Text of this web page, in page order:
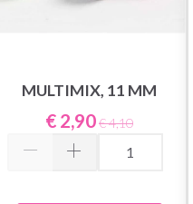
MULTIMIX, 11 MM
€ 2,90€ 4,10